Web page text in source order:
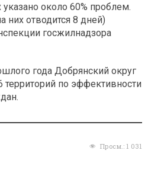
около 60% проблем.
них отводится 8 дней)
госжилнадзора
года Добрянский округ
территорий по эффективности
Просм.: 1 031